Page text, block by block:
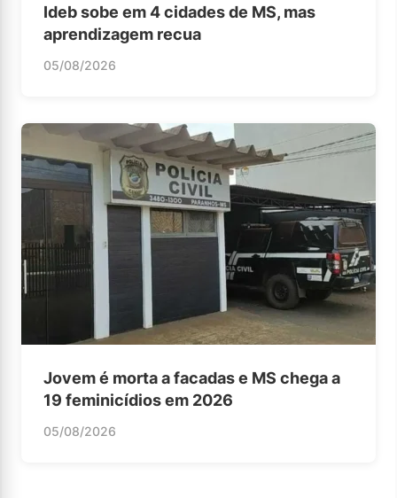
Ideb sobe em 4 cidades de MS, mas
aprendizagem recua
05/08/2026
Jovem é morta a facadas e MS chega a
19 feminicídios em 2026
05/08/2026